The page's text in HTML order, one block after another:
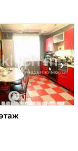
›